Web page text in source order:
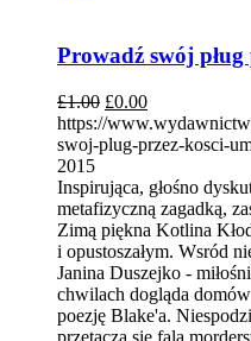
Prowadź swój pług
£1.00 £0.00
https://
swoj-plug-przez-kosci-
2015
Inspirująca, głośno
metafizyczną zagadką,
Zimą piękna Kotlina
i opustoszałym. Wsród
Janina Duszejko -
chwilach dogląda
poezję Blake'a.
przetacza się fala